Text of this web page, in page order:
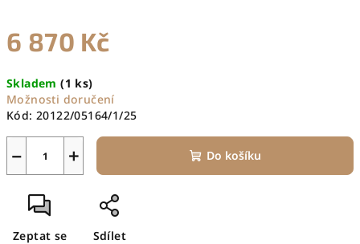
6 870 Kč
cena:
Skladem(1 ks)
Možnosti doručení
Kód: 20122/05164/1/25
+
− Do košíku
Zeptat se Sdílet